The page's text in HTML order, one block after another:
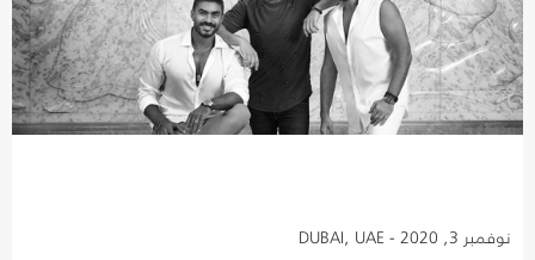
نوفمبر 3, 2020 - DUBAI, UAE